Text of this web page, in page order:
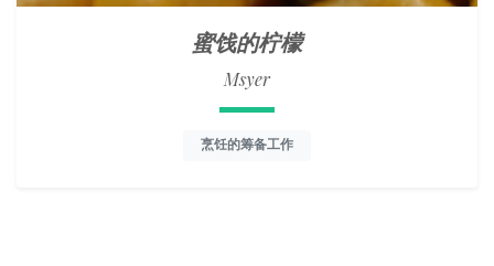
蜜饯的柠檬
Msyer
烹饪的筹备工作